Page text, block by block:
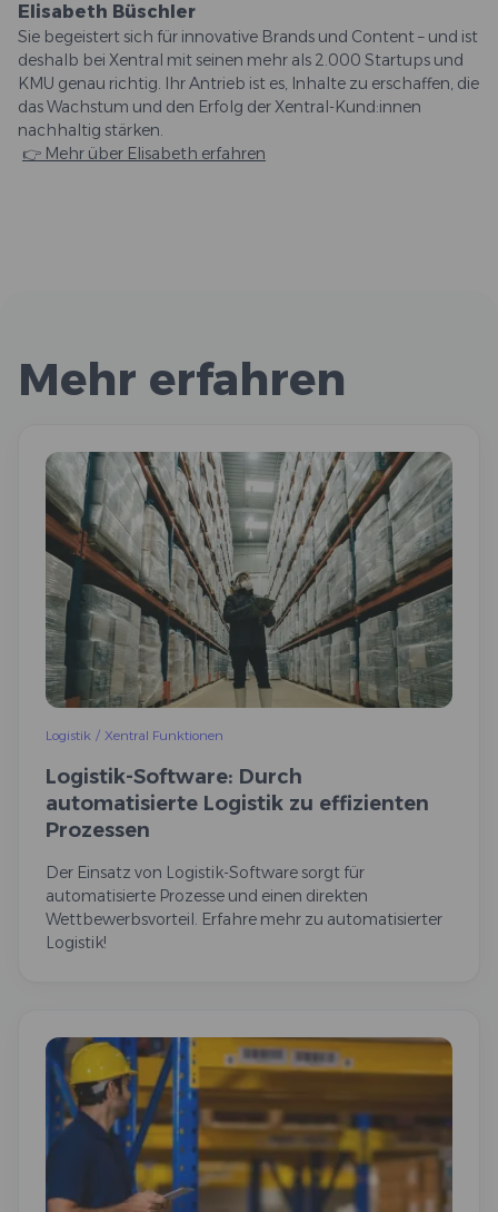
Elisabeth Büschler
Sie begeistert sich für innovative Brands und Content – und ist
deshalb bei Xentral mit seinen mehr als 2.000 Startups und
KMU genau richtig. Ihr Antrieb ist es, Inhalte zu erschaffen, die
das Wachstum und den Erfolg der Xentral-Kund:innen
nachhaltig stärken.
👉 Mehr über Elisabeth erfahren
Mehr erfahren
Logistik / Xentral Funktionen
Logistik-Software: Durch
automatisierte Logistik zu effizienten
Prozessen
Der Einsatz von Logistik-Software sorgt für
automatisierte Prozesse und einen direkten
Wettbewerbsvorteil. Erfahre mehr zu automatisierter
Logistik!